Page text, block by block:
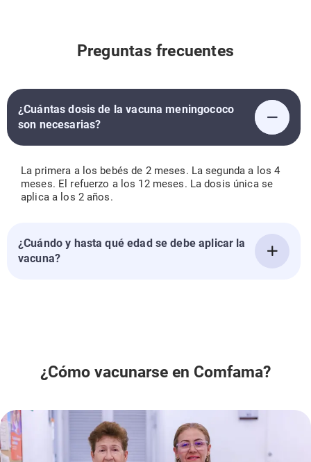
Preguntas frecuentes
¿Cuántas dosis de la vacuna meningococo
son necesarias?
La primera a los bebés de 2 meses. La segunda a los 4
meses. El refuerzo a los 12 meses. La dosis única se
aplica a los 2 años.
¿Cuándo y hasta qué edad se debe aplicar la
vacuna?
¿Cómo vacunarse en Comfama?